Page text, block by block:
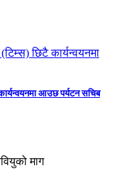
आउछ पर्यटन सचिब